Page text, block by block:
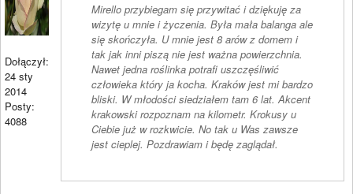
Dołączył:
24 sty
2014
Posty:
4088
Mirello przybiegam się przywitać i dziękuję za
wizytę u mnie i życzenia. Była mała balanga ale
się skończyła. U mnie jest 8 arów z domem i
tak jak inni piszą nie jest ważna powierzchnia.
Nawet jedna roślinka potrafi uszczęśliwić
człowieka który ja kocha. Kraków jest mi bardzo
bliski. W młodości siedziałem tam 6 lat. Akcent
krakowski rozpoznam na kilometr. Krokusy u
Ciebie już w rozkwicie. No tak u Was zawsze
jest cieplej. Pozdrawiam i będę zaglądał.